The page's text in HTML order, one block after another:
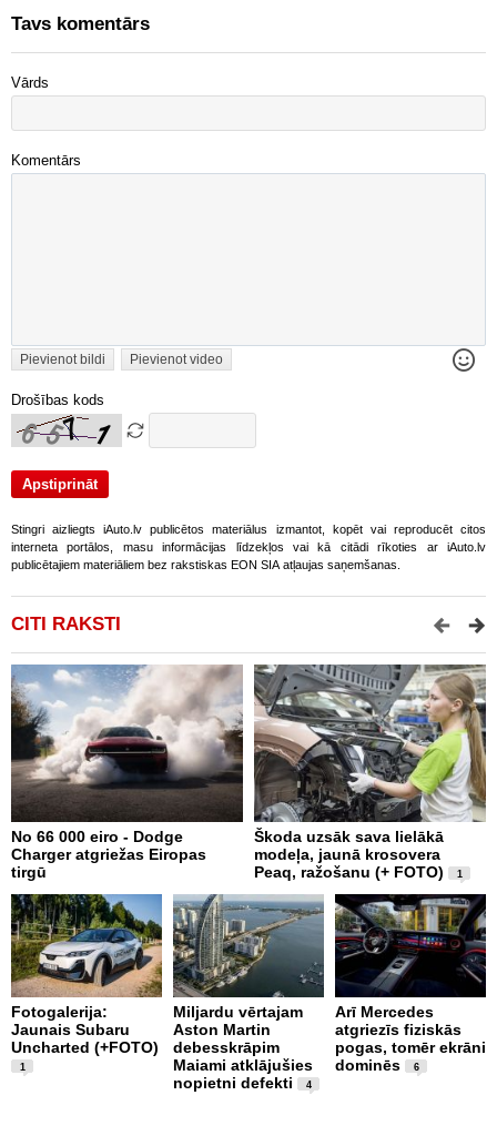
Tavs komentārs
Vārds
Komentārs
Pievienot bildi Pievienot video
Drošības kods
Stingri aizliegts iAuto.lv publicētos materiālus izmantot, kopēt vai reproducēt citos
interneta portālos, masu informācijas līdzekļos vai kā citādi rīkoties ar iAuto.lv
publicētajiem materiāliem bez rakstiskas EON SIA atļaujas saņemšanas.
CITI RAKSTI
No 66 000 eiro - Dodge
Charger atgriežas Eiropas
tirgū
Škoda uzsāk sava lielākā
modeļa, jaunā krosovera
Peaq, ražošanu (+ FOTO)
1
Fotogalerija:
Jaunais Subaru
Uncharted (+FOTO)
1
Miljardu vērtajam
Aston Martin
debesskrāpim
Maiami atklājušies
nopietni defekti
4
Arī Mercedes
atgriezīs fiziskās
pogas, tomēr ekrāni
dominēs
6